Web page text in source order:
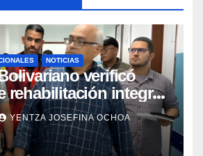
NOTICIAS
verificó
rehabilitación integral
Dr. José María
YENTZA JOSEFINA OCHOA